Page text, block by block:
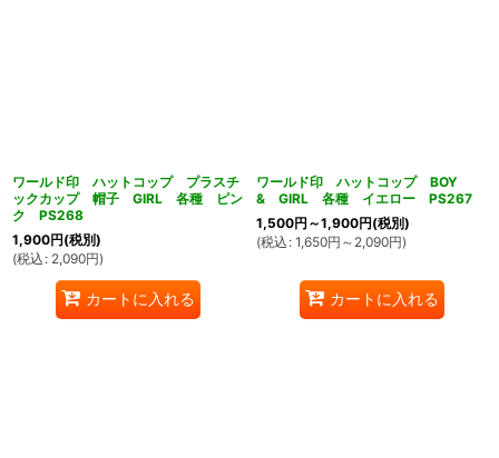
ワールド印 ハットコップ プラスチ
ックカップ 帽子 GIRL 各種 ピン
ク PS268
1,900円(税別)
(税込 : 2,090円)
カートに入れる
ワールド印 ハットコップ BOY
& GIRL 各種 イエロー PS267
1,500円 ～1,900円(税別)
(税込 : 1,650円 ～2,090円)
カートに入れる